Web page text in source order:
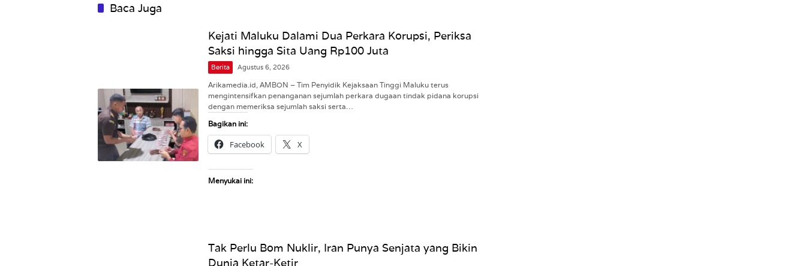
Baca Juga
Kejati Maluku Dalami Dua Perkara Korupsi, Periksa
Saksi hingga Sita Uang Rp100 Juta
Berita Agustus 6, 2026
Arikamedia.id, AMBON – Tim Penyidik Kejaksaan Tinggi Maluku terus
mengintensifkan penanganan sejumlah perkara dugaan tindak pidana korupsi
dengan memeriksa sejumlah saksi serta…
Bagikan ini:
Facebook X
Menyukai ini:
Tak Perlu Bom Nuklir, Iran Punya Senjata yang Bikin
Dunia Ketar-Ketir